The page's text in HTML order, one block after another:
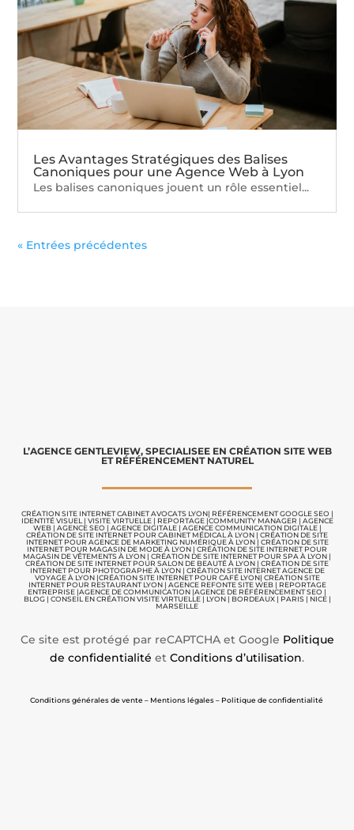
Les Avantages Stratégiques des Balises
Canoniques pour une Agence Web à Lyon
Les balises canoniques jouent un rôle essentiel...
« Entrées précédentes
L’AGENCE GENTLEVIEW, SPECIALISEE EN CRÉATION SITE WEB
ET RÉFÉRENCEMENT NATUREL
CRÉATION SITE INTERNET CABINET AVOCATS LYON| RÉFÉRENCEMENT GOOGLE SEO |
IDENTITÉ VISUEL | VISITE VIRTUELLE| REPORTAGE |COMMUNITY MANAGER | AGENCE
WEB| AGENCE SEO | AGENCE DIGITALE| AGENCE COMMUNICATIONDIGITALE |
CRÉATION DE SITE INTERNET POUR CABINET MÉDICAL À LYON | CRÉATION DE SITE
INTERNET POUR AGENCE DE MARKETING NUMÉRIQUE À LYON| CRÉATION DE SITE
INTERNET POUR MAGASIN DE MODE À LYON | CRÉATION DE SITE INTERNET POUR
MAGASIN DE VÊTEMENTS À LYON | CRÉATION DE SITE INTERNET POUR SPA À LYON |
CRÉATION DE SITE INTERNET POUR SALON DE BEAUTÉ À LYON | CRÉATION DE SITE
INTERNET POUR PHOTOGRAPHE À LYON| CRÉATION SITE INTERNET AGENCE DE
VOYAGE À LYON|CRÉATION SITE INTERNET POUR CAFÉ LYON| CRÉATION SITE
INTERNET POUR RESTAURANT LYON| AGENCE REFONTE SITE WEB| REPORTAGE
ENTREPRISE |AGENCE DE COMMUNICATION |AGENCE DE RÉFÉRENCEMENT SEO |
BLOG| CONSEIL EN CRÉATION VISITE VIRTUELLE| LYON | BORDEAUX | PARIS | NICE |
MARSEILLE
Ce site est protégé par reCAPTCHA et Google Politique
de confidentialité et Conditions d’utilisation.
Conditions générales de vente – Mentions légales – Politique de confidentialité